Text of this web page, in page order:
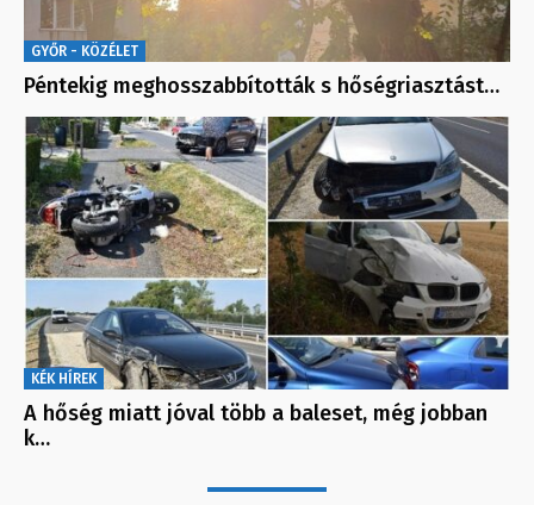
GYŐR - KÖZÉLET
Péntekig meghosszabbították s hőségriasztást…
KÉK HÍREK
A hőség miatt jóval több a baleset, még jobban
k…